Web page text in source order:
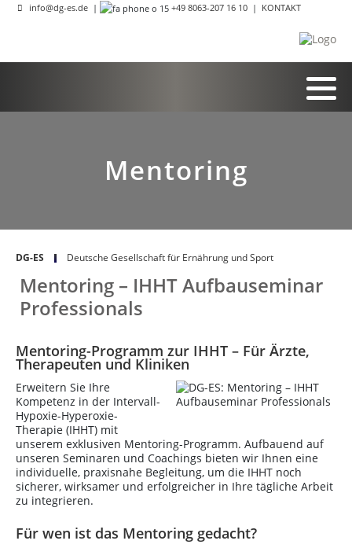
info@dg-es.de | +49 8063-207 16 10 | KONTAKT
Mentoring
DG-ES Deutsche Gesellschaft für Ernährung und Sport
Mentoring – IHHT Aufbauseminar
Professionals
Mentoring-Programm zur IHHT – Für Ärzte,
Therapeuten und Kliniken
Erweitern Sie Ihre
Kompetenz in der Intervall-
Hypoxie-Hyperoxie-
Therapie (IHHT) mit
unserem exklusiven Mentoring-Programm. Aufbauend auf
unseren Seminaren und Coachings bieten wir Ihnen eine
individuelle, praxisnahe Begleitung, um die IHHT noch
sicherer, wirksamer und erfolgreicher in Ihre tägliche Arbeit
zu integrieren.
Für wen ist das Mentoring gedacht?